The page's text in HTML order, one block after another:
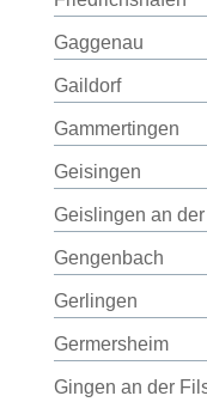
Gaggenau
Gaildorf
Gammertingen
Geisingen
Geislingen an
Gengenbach
Gerlingen
Germersheim
Gingen an der